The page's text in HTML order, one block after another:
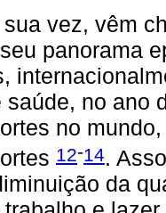
vez, vêm
panorama
saúde, no ano
no
12-14.
da